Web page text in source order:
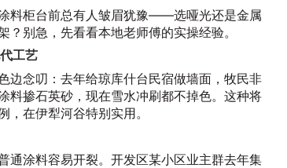
料柜台前总有人皱眉犹豫——选哑光还是金属
？别急，先看看本地老师傅的实操经验。
工艺
边念叨：去年给琼库什台民宿做墙面，牧民非
料掺石英砂，现在雪水冲刷都不掉色。这种将
，在伊犁河谷特别实用。
通涂料容易开裂。开发区某小区业主群去年集